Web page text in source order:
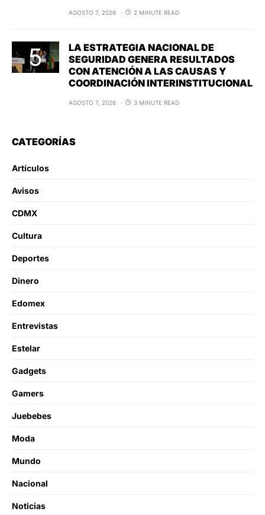
AGOSTO 7, 2026 2 MINUTE READ
LA ESTRATEGIA NACIONAL DE
SEGURIDAD GENERA RESULTADOS
CON ATENCIÓN A LAS CAUSAS Y
COORDINACIÓN INTERINSTITUCIONAL
AGOSTO 7, 2026 3 MINUTE READ
CATEGORÍAS
Artículos
Avisos
CDMX
Cultura
Deportes
Dinero
Edomex
Entrevistas
Estelar
Gadgets
Gamers
Juebebes
Moda
Mundo
Nacional
Noticias